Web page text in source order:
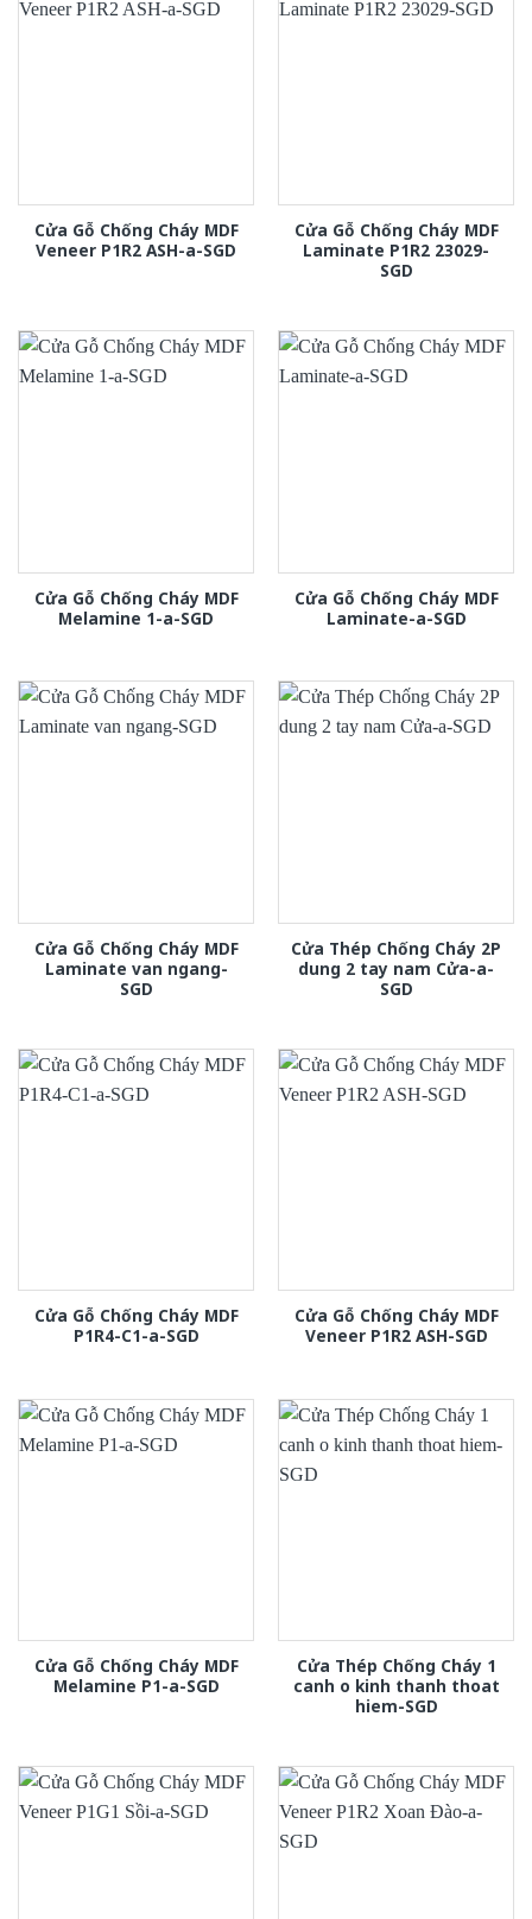
Cửa Gỗ Chống Cháy MDF
Veneer P1R2 ASH-a-SGD
Cửa Gỗ Chống Cháy MDF
Laminate P1R2 23029-
SGD
Cửa Gỗ Chống Cháy MDF
Melamine 1-a-SGD
Cửa Gỗ Chống Cháy MDF
Laminate-a-SGD
Cửa Gỗ Chống Cháy MDF
Laminate van ngang-
SGD
Cửa Thép Chống Cháy 2P
dung 2 tay nam Cửa-a-
SGD
Cửa Gỗ Chống Cháy MDF
P1R4-C1-a-SGD
Cửa Gỗ Chống Cháy MDF
Veneer P1R2 ASH-SGD
Cửa Gỗ Chống Cháy MDF
Melamine P1-a-SGD
Cửa Thép Chống Cháy 1
canh o kinh thanh thoat
hiem-SGD